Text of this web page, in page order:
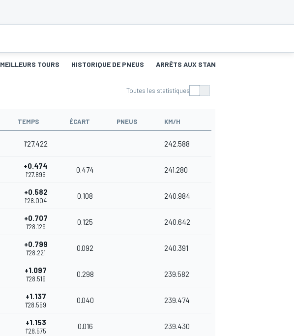
MEILLEURS TOURS HISTORIQUE DE PNEUS ARRÊTS AUX STANDS
Toutes les statistiques
TEMPS ÉCART PNEUS KM/H
1'27.422 242.588
+0.474
1'27.896
0.474 241.280
+0.582
1'28.004
0.108 240.984
+0.707
1'28.129
0.125 240.642
+0.799
1'28.221
0.092 240.391
+1.097
1'28.519
0.298 239.582
+1.137
1'28.559
0.040 239.474
+1.153
1'28.575
0.016 239.430